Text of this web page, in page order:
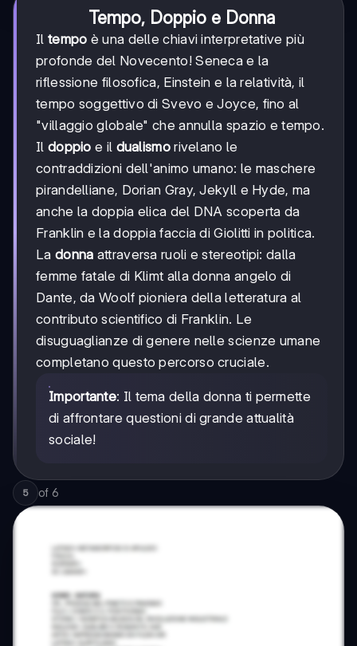
Tempo, Doppio e Donna
Il tempo è una delle chiavi interpretative più
profonde del Novecento! Seneca e la
riflessione filosofica, Einstein e la relatività, il
tempo soggettivo di Svevo e Joyce, fino al
"villaggio globale" che annulla spazio e tempo.
Il doppio e il dualismorivelano le
contraddizioni dell'animo umano: le maschere
pirandelliane, Dorian Gray, Jekyll e Hyde, ma
anche la doppia elica del DNA scoperta da
Franklin e la doppia faccia di Giolitti in politica.
La donna attraversa ruoli e stereotipi: dalla
femme fatale di Klimt alla donna angelo di
Dante, da Woolf pioniera della letteratura al
contributo scientifico di Franklin. Le
disuguaglianze di genere nelle scienze umane
completano questo percorso cruciale.
Importante: Il tema della donna ti permette
di affrontare questioni di grande attualità
sociale!
5 of 6